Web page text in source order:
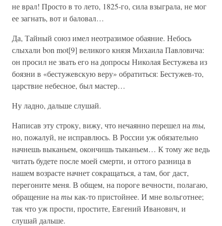
не врал! Просто в то лето, 1825-го, сила взыграла, не мог
ее загнать, вот и баловал…
Да, Тайный союз имел неотразимое обаяние. Небось
слыхали bon mot[9] великого князя Михаила Павловича:
он просил не звать его на допросы Николая Бестужева из
боязни в «бестужевскую веру» обратиться: Бестужев-то,
царствие небесное, был мастер…
Ну ладно, дальше слушай.
Написав эту строку, вижу, что нечаянно перешел на ты,
но, пожалуй, не исправлюсь. В России уж обязательно
начнешь выканьем, окончишь тыканьем… К тому же ведь
читать будете после моей смерти, и оттого разница в
нашем возрасте начнет сокращаться, а там, бог даст,
перегоните меня. В общем, на пороге вечности, полагаю,
обращение на тыкак-то пристойнее. И мне вольготнее;
так что уж прости, простите, Евгений Иванович, и
слушай дальше.